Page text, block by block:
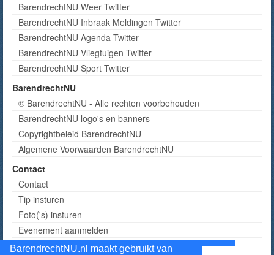
BarendrechtNU.nl maakt gebruikt van
BarendrechtNU Weer Twitter
BarendrechtNU Inbraak Meldingen Twitter
BarendrechtNU Agenda Twitter
BarendrechtNU Vliegtuigen Twitter
BarendrechtNU Sport Twitter
BarendrechtNU
© BarendrechtNU - Alle rechten voorbehouden
BarendrechtNU logo's en banners
Copyrightbeleid BarendrechtNU
Algemene Voorwaarden BarendrechtNU
Contact
Contact
Tip insturen
Foto('s) insturen
Evenement aanmelden
Informatie aanvragen adverteren